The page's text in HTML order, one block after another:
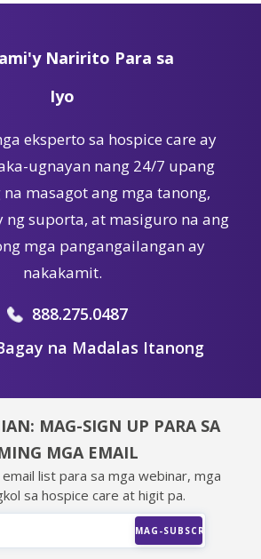
Naririto Para sa
Iyo
eksperto sa hospice care ay
ugnayan nang 24/7 upang
masagot ang mga tanong,
ng suporta, at masiguro na ang
mga pangangailangan ay
nakakamit.
888.275.0487
na Madalas Itanong
MAG-SIGN UP PARA SA
MGA EMAIL
email list para sa mga webinar, mga
sa hospice care at higit pa.